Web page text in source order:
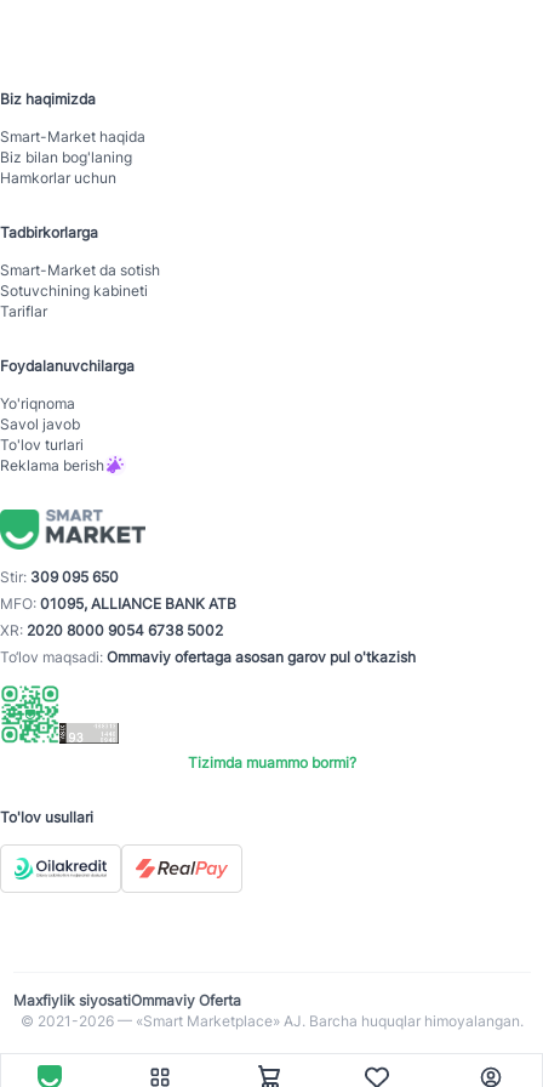
Biz haqimizda
Smart-Mаrket haqida
Biz bilan bog'laning
Hamkorlar uchun
Tadbirkorlarga
Smart-Mаrket da sotish
Sotuvchining kabineti
Tariflar
Foydalanuvchilarga
Yo'riqnoma
Savol javob
To'lov turlari
Reklama berish
Stir: 309 095 650
MFO: 01095, ALLIANCE BANK ATB
XR: 2020 8000 9054 6738 5002
To‘lov maqsadi: Ommaviy ofertaga asosan garov pul o'tkazish
Tizimda muammo bormi?
To'lov usullari
Maxfiylik siyosatiOmmaviy Oferta
© 2021-2026 — «Smart Marketplace» AJ. Barcha huquqlar himoyalangan.